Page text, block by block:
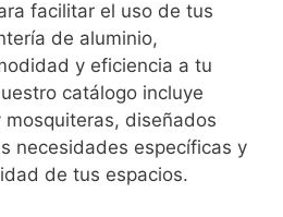
facilitar el uso de tus
de aluminio,
y eficiencia a tu
catálogo incluye
diseñados
necesidades específicas y
de tus espacios.